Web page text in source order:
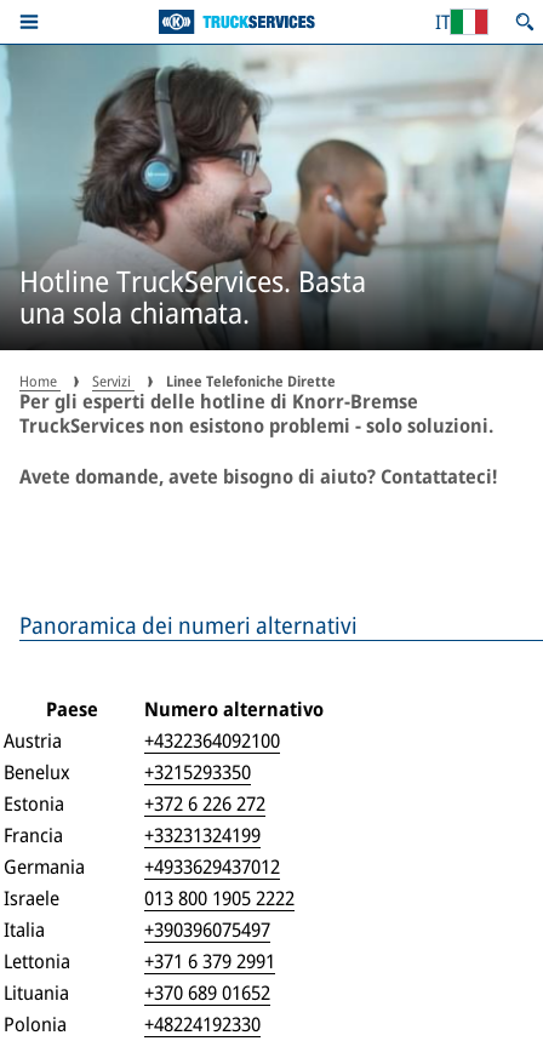
IT
Hotline TruckServices. Basta
una sola chiamata.
Home Servizi Linee Telefoniche Dirette
Per gli esperti delle hotline di Knorr-Bremse
TruckServices non esistono problemi - solo soluzioni.
Avete domande, avete bisogno di aiuto? Contattateci!
Panoramica dei numeri alternativi
Paese
Numero alternativo
Austria
+4322364092100
Benelux
+3215293350
Estonia
+372 6 226 272
Francia
+33231324199
Germania
+4933629437012
Israele
013 800 1905 2222
Italia
+390396075497
Lettonia
+371 6 379 2991
Lituania
+370 689 01652
Polonia
+48224192330